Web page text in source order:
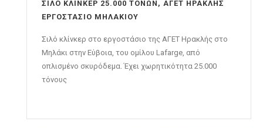
ΣΙΛΌ ΚΛΊΝΚΕΡ 25.000 ΤΌΝΩΝ, ΑΓΕΤ ΗΡΑΚΛΉΣ
ΕΡΓΟΣΤΆΣΙΟ ΜΗΛΑΚΊΟΥ
Σιλό κλίνκερ στο εργοστάσιο της ΑΓΕΤ Ηρακλής στο
Μηλάκι στην Εύβοια, του ομίλου Lafarge, από
οπλισμένο σκυρόδεμα. Έχει χωρητικότητα 25.000
τόνους